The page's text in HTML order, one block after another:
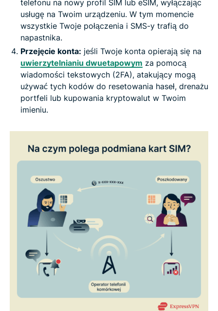
telefonu na nowy profil SIM lub eSIM, wyłączając
usługę na Twoim urządzeniu. W tym momencie
wszystkie Twoje połączenia i SMS-y trafią do
napastnika.
Przejęcie konta: jeśli Twoje konta opierają się na
uwierzytelnianiu dwuetapowym za pomocą
wiadomości tekstowych (2FA), atakujący mogą
używać tych kodów do resetowania haseł, drenażu
portfeli lub kupowania kryptowalut w Twoim
imieniu.